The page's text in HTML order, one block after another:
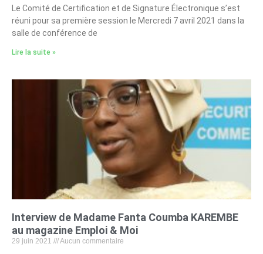
Le Comité de Certification et de Signature Électronique s’est
réuni pour sa première session le Mercredi 7 avril 2021 dans la
salle de conférence de
Lire la suite »
Interview de Madame Fanta Coumba KAREMBE
au magazine Emploi & Moi
29 juin 2021 Aucun commentaire